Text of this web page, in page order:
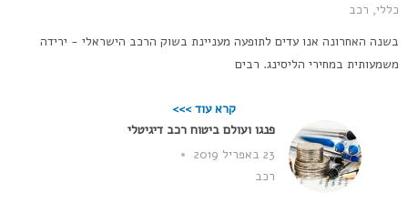
כללי, רכב
בשנה האחרונה אנו עדים לתופעה מעניינת בשוק הרכב הישראלי - ירידה
משמעותית במחירי הליסינג. רבים
קרא עוד >>>
פנגו ועולם ביטוח רכב דיגיטלי
23 באפריל 2019
רכב